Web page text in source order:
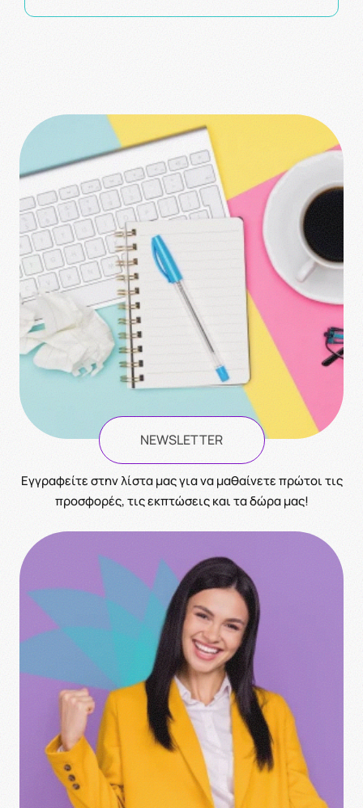
NEWSLETTER
Eγγραφείτε στην λίστα μας για να μαθαίνετε πρώτοι τις
προσφορές, τις εκπτώσεις και τα δώρα μας!